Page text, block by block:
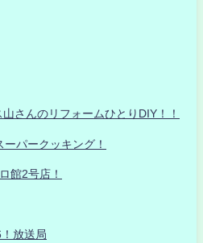
さんのリフォームひとりDIY！！
パークッキング！
館2号店！
放送局